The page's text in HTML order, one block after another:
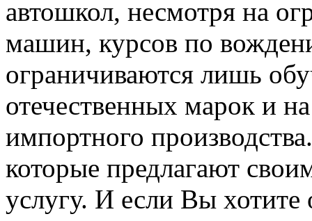
автошкол, несмотря на
машин, курсов по
ограничиваются лишь
отечественных марок и
импортного
которые предлагают
услугу. И если Вы